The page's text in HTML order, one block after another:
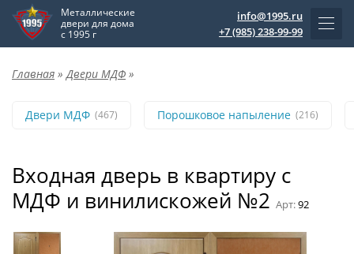
Металлические
двери для дома
с 1995 г
info@1995.ru
+7 (985) 238-99-99
Главная » Двери МДФ »
Двери МДФ (467) Порошковое напыление (216)
Входная дверь в квартиру с
МДФ и винилискожей №2 Арт:92